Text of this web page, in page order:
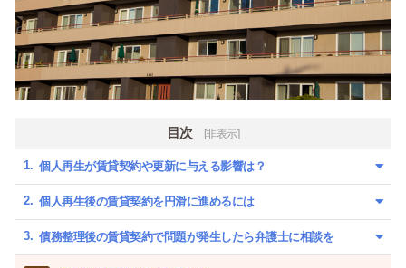
目次 [非表示]
個人再生が賃貸契約や更新に与える影響は？
個人再生後の賃貸契約を円滑に進めるには
債務整理後の賃貸契約で問題が発生したら弁護士に相談を